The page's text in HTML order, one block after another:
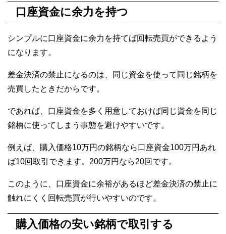
口座資金に余力を持つ
シンプルに口座資金に余力を持てば回転売買ができるよう
になります。
差金決済の禁止になるのは、同じ資金を使って同じ銘柄を
売買したときだからです。
であれば、口座資金を多く用意しておけば同じ資金を同じ
銘柄に使ってしまう事態を避けやすいです。
例えば、購入価格10万円の銘柄なら口座資金100万円あれ
ば10回取引できます。200万円なら20回です。
このように、口座資金に余裕があるほど差金決済の禁止に
触れにくく回転売買が行いやすいのです。
購入価格の安い銘柄で取引する